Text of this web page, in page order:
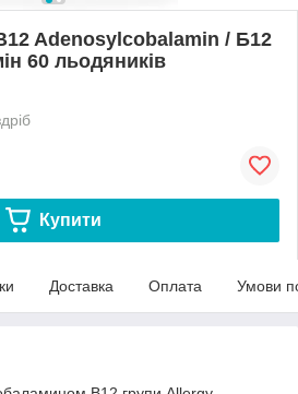
Adenosylcobalamin / Б12
60 льодяників
Купити
Доставка Оплата Умови